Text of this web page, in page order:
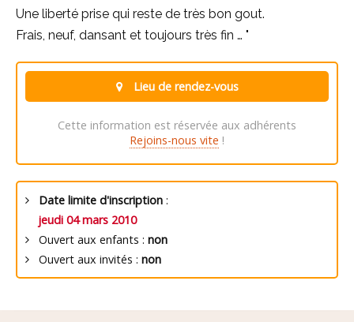
Une liberté prise qui reste de très bon gout.
Frais, neuf, dansant et toujours très fin … "
Lieu de rendez-vous
Cette information est réservée aux adhérents
Rejoins-nous vite !
Date limite d'inscription :
jeudi 04 mars 2010
Ouvert aux enfants : non
Ouvert aux invités : non